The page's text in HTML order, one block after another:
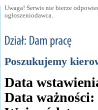
Uwaga! Serwis nie bierze
ogłoszeniodawca.
Poszukujemy
Data
Data ważności: